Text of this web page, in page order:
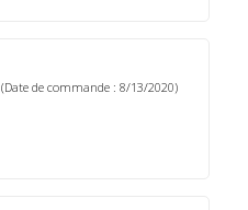
(Date de commande : 8/13/2020)